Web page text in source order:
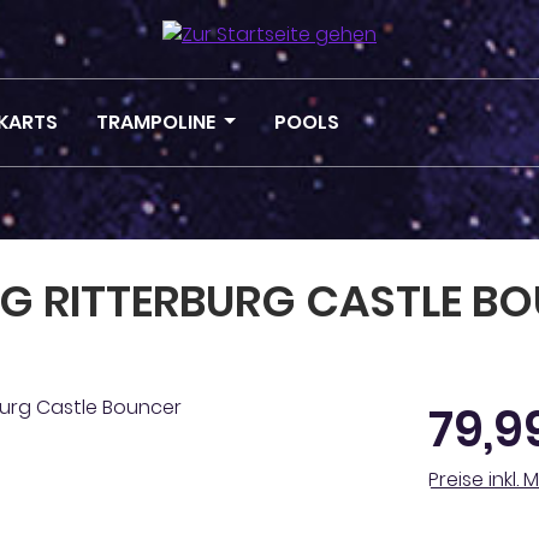
TRAMPOLINE POOLS
RITTERBURG CASTLE
Regulärer
Preise inkl.